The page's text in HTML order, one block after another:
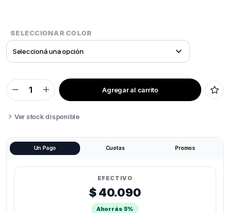
SELECCIONAR COLOR
GRILON3
PVA
quantity
Agregar al carrito
Ver stock disponible
Un Pago Cuotas Promos
EFECTIVO
$ 40.090
Ahorrás 5%